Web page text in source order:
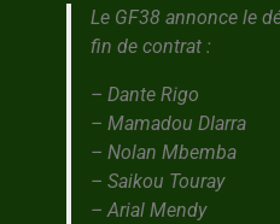
Le GF38 annonce le
fin de contrat :
– Dante Rigo
– Mamadou DIarra
– Nolan Mbemba
– Saikou Touray
– Arial Mendy